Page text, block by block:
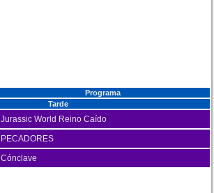
Programa
Tarde
Jurassic World Reino Caído
PECADORES
Cónclave